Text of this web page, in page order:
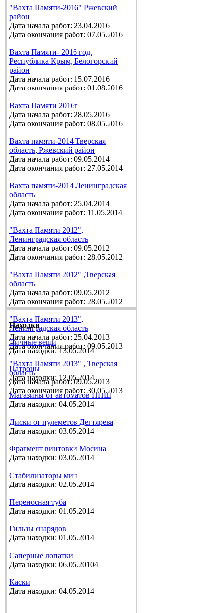
"Вахта Памяти-2016" Ржевский
район
Дата начала работ: 23.04.2016
Дата окончания работ: 07.05.2016
Вахта Памяти- 2016 год.
Республика Крым, Белогорский
район
Дата начала работ: 15.07.2016
Дата окончания работ: 01.08.2016
Вахта Памяти 2016г
Дата начала работ: 28.05.2016
Дата окончания работ: 08.05.2016
Вахта памяти-2014 Тверская
область, Ржевский район
Дата начала работ: 09.05.2014
Дата окончания работ: 27.05.2014
Вахта памяти-2014 Ленинградская
область
Дата начала работ: 25.04.2014
Дата окончания работ: 11.05.2014
"Вахта Памяти 2012",
Ленинградская область
Дата начала работ: 09.05.2012
Дата окончания работ: 28.05.2012
"Вахта Памяти 2012" ,Тверская
область
Дата начала работ: 09.05.2012
Дата окончания работ: 28.05.2012
"Вахта Памяти 2013",
Ленинградская область
Дата начала работ: 25.04.2013
Дата окончания работ: 09.05.2013
"Вахта Памяти 2013" , Тверская
область
Дата начала работ: 09.05.2013
Дата окончания работ: 30.05.2013
Находки
Личные вещи
Дата находки: 13.05.2014
Патроны
Дата находки: 12.05.2014
Магазины от автоматов ППШ
Дата находки: 04.05.2014
Диски от пулеметов Дегтярева
Дата находки: 03.05.2014
Фрагмент винтовки Мосина
Дата находки: 03.05.2014
Стабилизаторы мин
Дата находки: 02.05.2014
Переносная туба
Дата находки: 01.05.2014
Гильзы снарядов
Дата находки: 01.05.2014
Саперные лопатки
Дата находки: 06.05.20104
Каски
Дата находки: 04.05.2014